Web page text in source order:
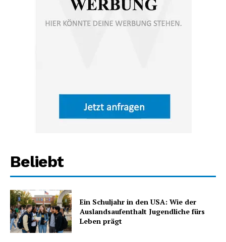
Beliebt
Ein Schuljahr in den USA: Wie der
Auslandsaufenthalt Jugendliche fürs
Leben prägt